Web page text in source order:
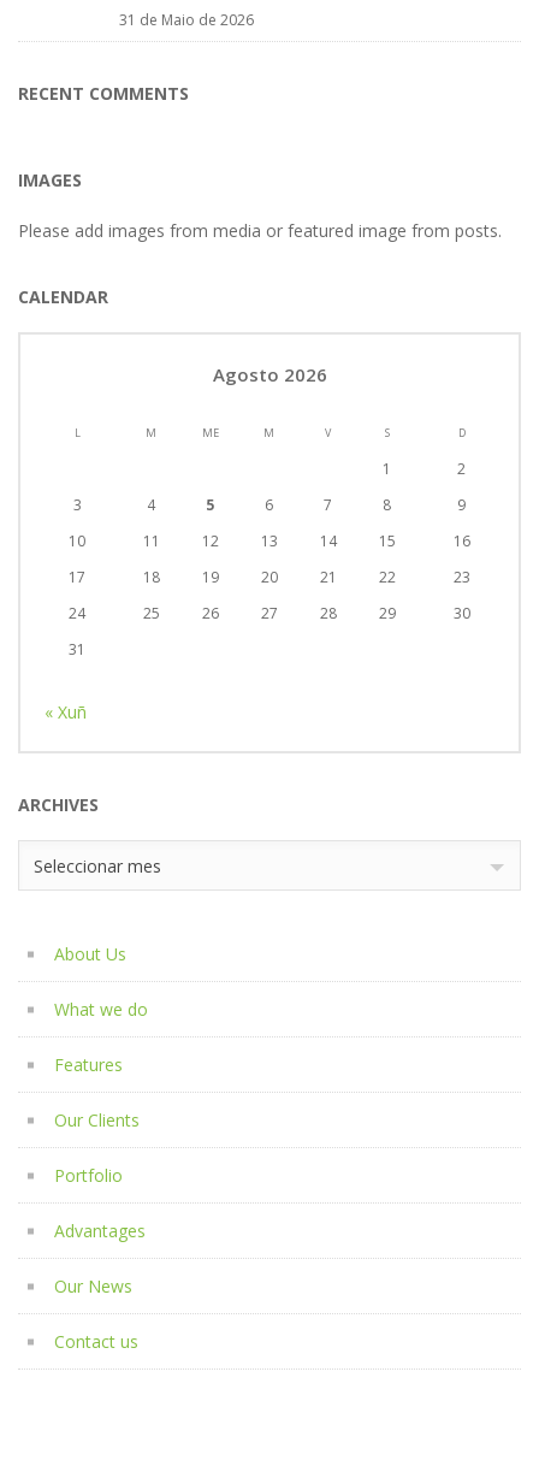
31 de Maio de 2026
RECENT COMMENTS
IMAGES
Please add images from media or featured image from posts.
CALENDAR
Agosto 2026
L M ME M V S D
1
2
3
4 5 6 7 8
9
10
11 12 13 14 15
16
17
18 19 20 21 22
23
24
25 26 27 28 29
30
31
« Xuñ
ARCHIVES
Archives
Seleccionar mes
About Us
What we do
Features
Our Clients
Portfolio
Advantages
Our News
Contact us